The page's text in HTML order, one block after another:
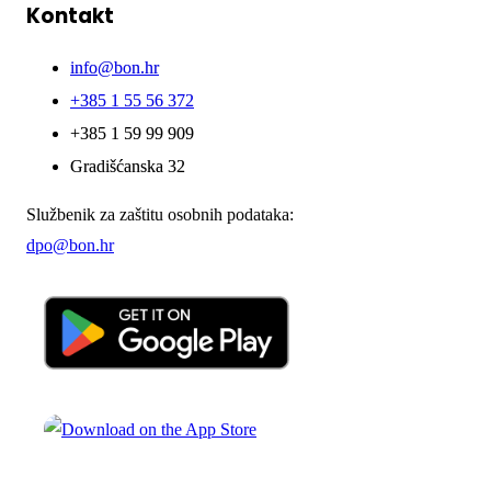
Kontakt
info@bon.hr
+385 1 55 56 372
+385 1 59 99 909
Gradišćanska 32
Službenik za zaštitu osobnih podataka:
dpo@bon.hr